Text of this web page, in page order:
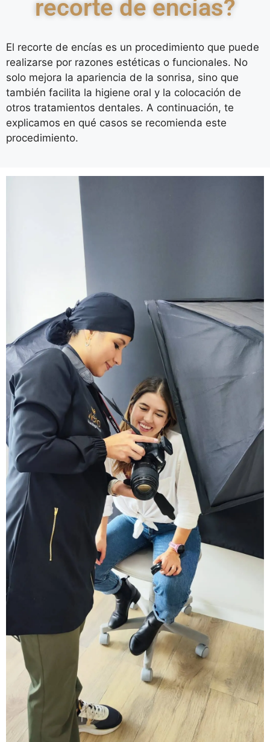
recorte de encías?
El recorte de encías es un procedimiento que puede
realizarse por razones estéticas o funcionales. No
solo mejora la apariencia de la sonrisa, sino que
también facilita la higiene oral y la colocación de
otros tratamientos dentales. A continuación, te
explicamos en qué casos se recomienda este
procedimiento.